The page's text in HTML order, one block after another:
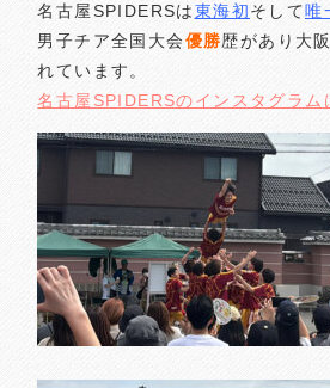
名古屋SPIDERSは東海初そして唯
男子チア全国大会優勝歴があり大
れています。
名古屋SPIDERSのインスタグラム